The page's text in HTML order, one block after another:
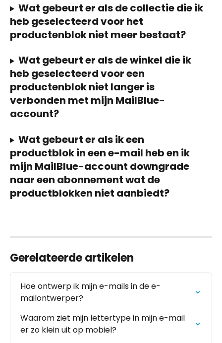
Wat gebeurt er als de collectie die ik
heb geselecteerd voor het
productenblok niet meer bestaat?
Wat gebeurt er als de winkel die ik
heb geselecteerd voor een
productenblok niet langer is
verbonden met mijn MailBlue-
account?
Wat gebeurt er als ik een
productblok in een e-mail heb en ik
mijn MailBlue-account downgrade
naar een abonnement wat de
productblokken niet aanbiedt?
Gerelateerde artikelen
Hoe ontwerp ik mijn e-mails in de e-
mailontwerper?
Waarom ziet mijn lettertype in mijn e-mail
er zo klein uit op mobiel?